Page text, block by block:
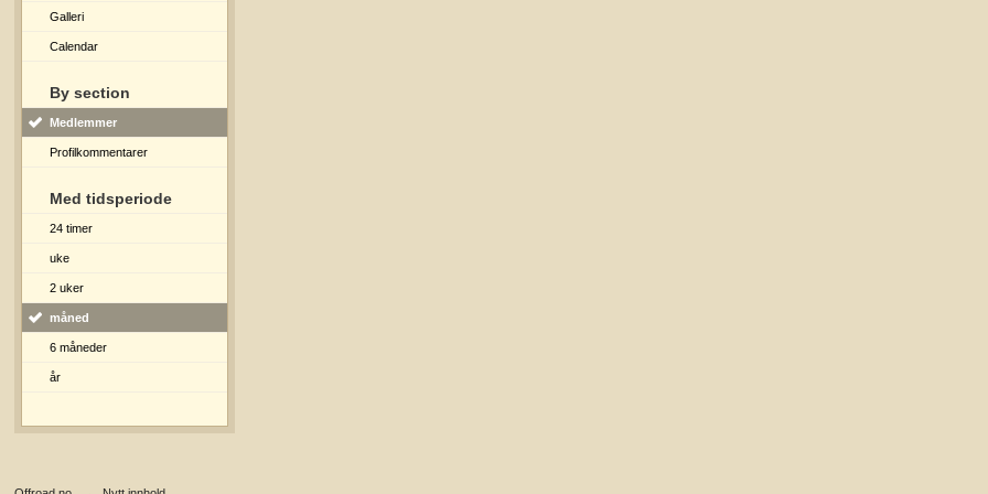
Galleri
Calendar
By section
Medlemmer
Profilkommentarer
Med tidsperiode
24 timer
uke
2 uker
måned
6 måneder
år